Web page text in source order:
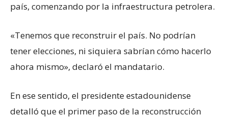
país, comenzando por la infraestructura petrolera.
«Tenemos que reconstruir el país. No podrían
tener elecciones, ni siquiera sabrían cómo hacerlo
ahora mismo», declaró el mandatario.
En ese sentido, el presidente estadounidense
detalló que el primer paso de la reconstrucción